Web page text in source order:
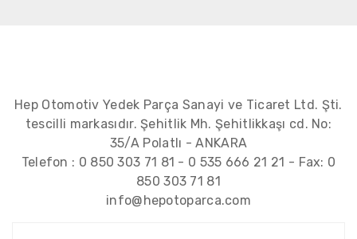
Hep Otomotiv Yedek Parça Sanayi ve Ticaret Ltd. Şti.
tescilli markasıdır. Şehitlik Mh. Şehitlikkaşı cd. No:
35/A Polatlı - ANKARA
Telefon : 0 850 303 71 81 - 0 535 666 21 21 - Fax: 0
850 303 71 81
info@hepotoparca.com